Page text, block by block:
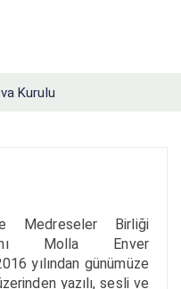
Kurulu
Medreseler Birliği
Molla Enver
yılından günümüze
yazılı, sesli ve